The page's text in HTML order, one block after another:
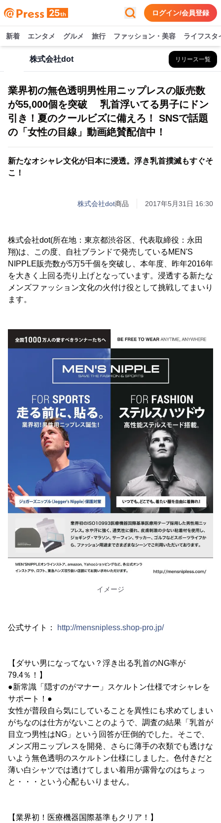
ログイン/会員登録
新着 エンタメ グルメ 旅行 ファッション・美容 ライフスタ
株式会社dot リリース一覧
業界初の無色透明男性用ニップレスの販売数
が55,000個を突破 乳首浮いてる男子にドン
引き！夏のクールビズに備えろ！ SNSで話題
の「女性の目線」動画絶賛配信中！
新たなオシャレ文化が日本に浸透。浮き乳首撲滅もすぐそ
こ！
株式会社dot商品 2017年5月31日 16:30
株式会社dot(所在地：東京都渋谷区、代表取締役：永田
翔)は、この度、自社ブランドで発売しているMEN'S
NIPPLE販売数が5万5千個を突破し、本年度、昨年2016年
を大きく上回る売り上げとなっています。浸透する新たな
メンズファッション文化の火付け役として挑戦してまいり
ます。
イメージ
公式サイト： http://mensnipless.shop-pro.jp/
【ダサい男になってない？浮き出る乳首のNG率が
79.4％！】
●新常識「隠すのがマナー」スケルトン仕様でオシャレを
サポート！●
女性が普段自ら気にしていることを異性にも求めてしまい
がちなのは仕方がないことのようで、調査の結果「乳首が
目立つ男性はNG」という回答が圧倒的でした。そこで、
メンズ用ニップレスを開発、さらに薄手の衣類でも透けな
いよう無色透明のスケルトン仕様にしました。色付きだと
薄い白シャツでは透けてしまい着用が露骨なのはちょっ
と・・・という心配もいりません。
【業界初！医療機器国際基準もクリア！】